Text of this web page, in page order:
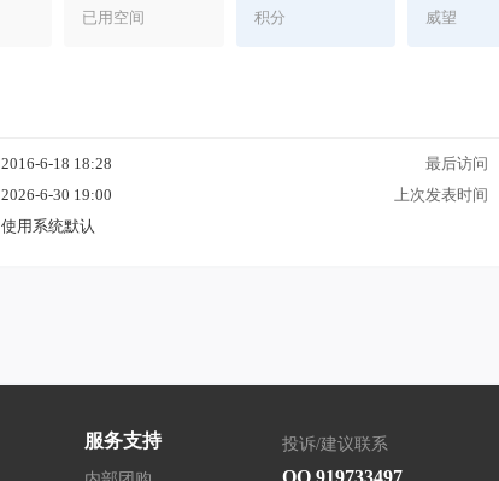
已用空间 积分 威望
2016-6-18 18:28 最后访问
2026-6-30 19:00 上次发表时间
使用系统默认
服务支持 投诉/建议联系
QQ 919733497